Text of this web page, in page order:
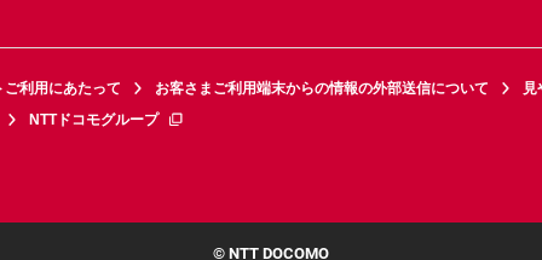
ご利用にあたって お客さまご利用端末からの情報の外部送信について
見
NTTドコモグループ
© NTT DOCOMO